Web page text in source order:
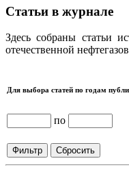
Статьи в журнале
Здесь собраны статьи
отечественной
Для выбора статей по годам
по